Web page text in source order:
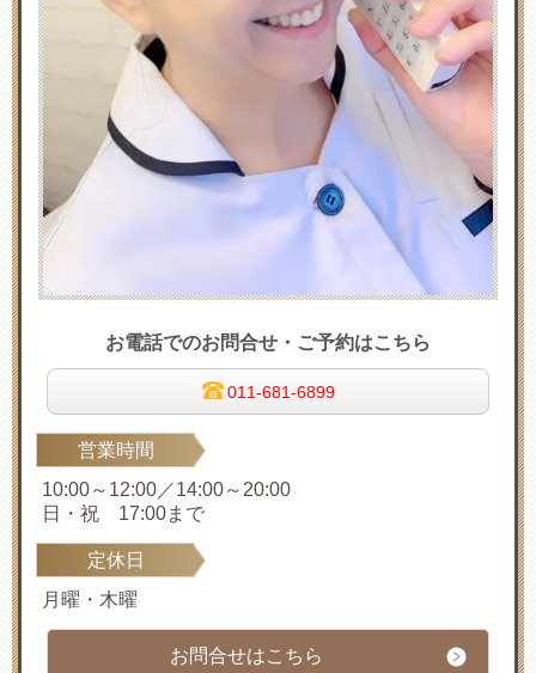
お電話でのお問合せ・ご予約はこちら
011-681-6899
営業時間
10:00～12:00／14:00～20:00
日・祝 17:00まで
定休日
月曜・木曜
お問合せはこちら